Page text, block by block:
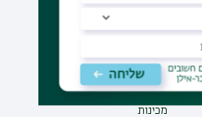
תואר ראשון
תואר שני
תואר שלישי
מכינות